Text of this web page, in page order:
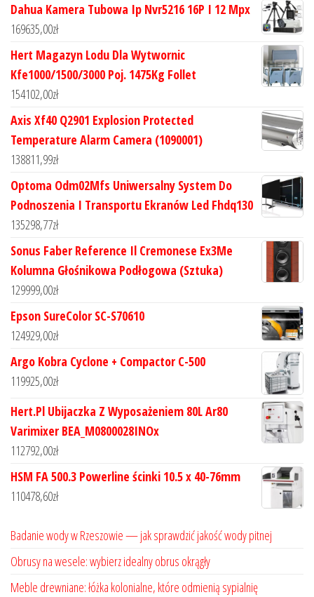
Dahua Kamera Tubowa Ip Nvr5216 16P I 12 Mpx
169635,00zł
Hert Magazyn Lodu Dla Wytwornic
Kfe1000/1500/3000 Poj. 1475Kg Follet
154102,00zł
Axis Xf40 Q2901 Explosion Protected
Temperature Alarm Camera (1090001)
138811,99zł
Optoma Odm02Mfs Uniwersalny System Do
Podnoszenia I Transportu Ekranów Led Fhdq130
135298,77zł
Sonus Faber Reference Il Cremonese Ex3Me
Kolumna Głośnikowa Podłogowa (Sztuka)
129999,00zł
Epson SureColor SC-S70610
124929,00zł
Argo Kobra Cyclone + Compactor C-500
119925,00zł
Hert.Pl Ubijaczka Z Wyposażeniem 80L Ar80
Varimixer BEA_M0800028INOx
112792,00zł
HSM FA 500.3 Powerline ścinki 10.5 x 40-76mm
110478,60zł
Badanie wody w Rzeszowie — jak sprawdzić jakość wody pitnej
Obrusy na wesele: wybierz idealny obrus okrągły
Meble drewniane: łóżka kolonialne, które odmienią sypialnię